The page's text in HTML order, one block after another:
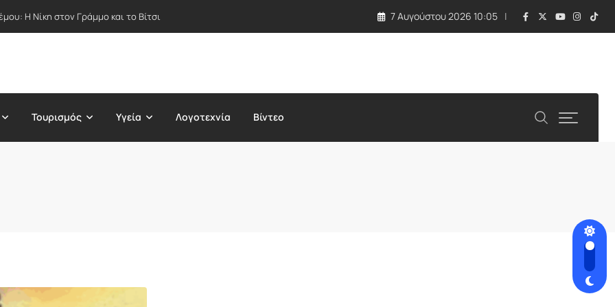
Η Νίκη στον Γράμμο και το Βίτσι 7 Αυγούστου 2026 10:05
Τουρισμός Υγεία Λογοτεχνία Βίντεο